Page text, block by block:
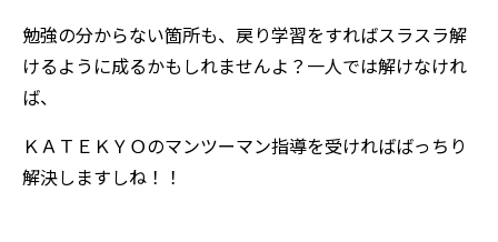
勉強の分からない箇所も、戻り学習をすればスラスラ解
けるように成るかもしれませんよ？一人では解けなけれ
ば、
ＫＡＴＥＫＹＯのマンツーマン指導を受ければばっちり
解決しますしね！！